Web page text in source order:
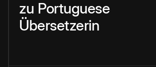
zu Portuguese
Übersetzerin